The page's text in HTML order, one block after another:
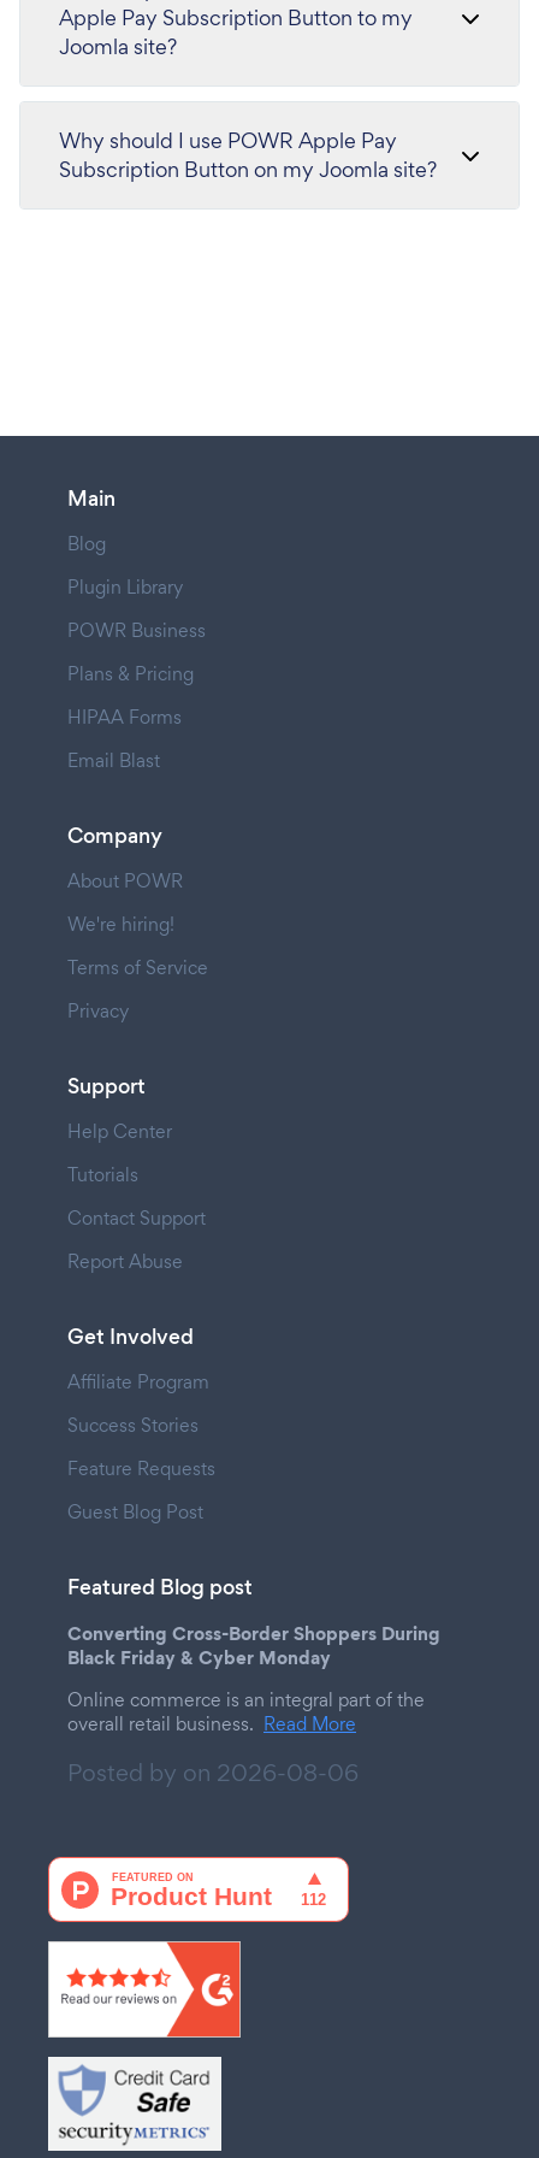
Apple Pay Subscription Button to my
Joomla site?
Why should I use POWR Apple Pay
Subscription Button on my Joomla site?
Main
Blog
Plugin Library
POWR Business
Plans & Pricing
HIPAA Forms
Email Blast
Company
About POWR
We're hiring!
Terms of Service
Privacy
Support
Help Center
Tutorials
Contact Support
Report Abuse
Get Involved
Affiliate Program
Success Stories
Feature Requests
Guest Blog Post
Featured Blog post
Converting Cross-Border Shoppers During
Black Friday & Cyber Monday
Online commerce is an integral part of the
overall retail business. Read More
Posted by on 2026-08-06